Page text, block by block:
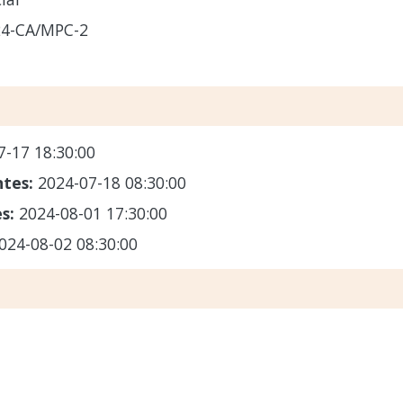
CA/MPC-2
17 18:30:00
2024-07-18 08:30:00
2024-08-01 17:30:00
08-02 08:30:00